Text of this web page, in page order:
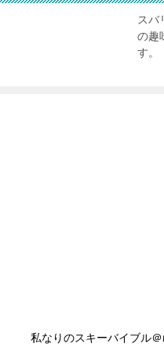
スバ
の趣
す。
私なりのスキーバイブル